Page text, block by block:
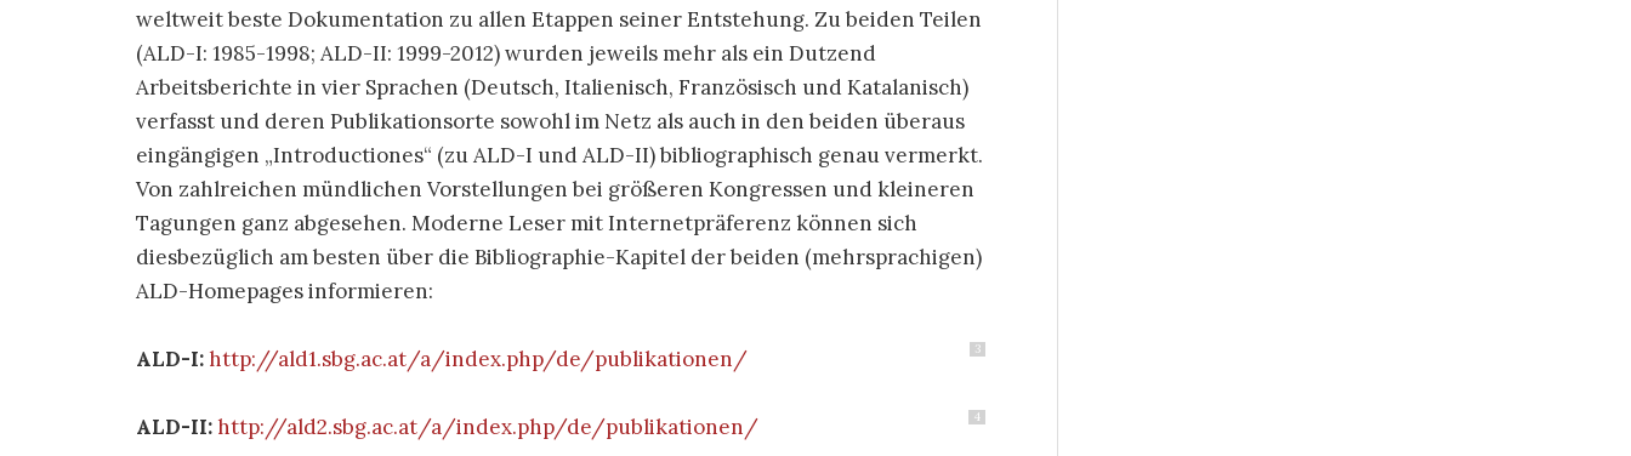
weltweit beste Dokumentation zu allen Etappen seiner Entstehung. Zu beiden Teilen
(ALD-I: 1985-1998; ALD-II: 1999-2012) wurden jeweils mehr als ein Dutzend
Arbeitsberichte in vier Sprachen (Deutsch, Italienisch, Französisch und Katalanisch)
verfasst und deren Publikationsorte sowohl im Netz als auch in den beiden überaus
eingängigen „Introductiones“ (zu ALD-I und ALD-II) bibliographisch genau vermerkt.
Von zahlreichen mündlichen Vorstellungen bei größeren Kongressen und kleineren
Tagungen ganz abgesehen. Moderne Leser mit Internetpräferenz können sich
diesbezüglich am besten über die Bibliographie-Kapitel der beiden (mehrsprachigen)
ALD-Homepages informieren:
3
ALD-I:http://ald1.sbg.ac.at/a/index.php/de/publikationen/
4
ALD-II:http://ald2.sbg.ac.at/a/index.php/de/publikationen/